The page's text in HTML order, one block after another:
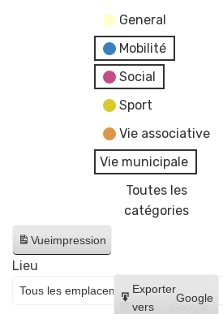
General
Mobilité
Social
Sport
Vie associative
Vie municipale
Toutes les
catégories
Vueimpression
Créer
un
Google
Exporter
vers
Google
Lieu